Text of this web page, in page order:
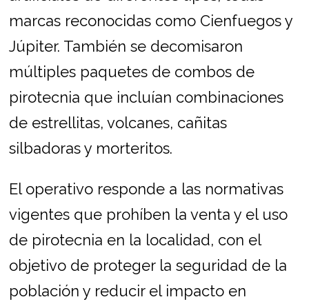
marcas reconocidas como Cienfuegos y
Júpiter. También se decomisaron
múltiples paquetes de combos de
pirotecnia que incluían combinaciones
de estrellitas, volcanes, cañitas
silbadoras y morteritos.
El operativo responde a las normativas
vigentes que prohíben la venta y el uso
de pirotecnia en la localidad, con el
objetivo de proteger la seguridad de la
población y reducir el impacto en